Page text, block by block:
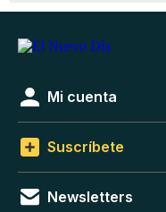
Mi cuenta
Suscríbete
Newsletters